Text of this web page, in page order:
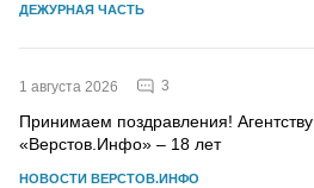
ДЕЖУРНАЯ ЧАСТЬ
1 августа 2026 3
Принимаем поздравления! Агентству
«Верстов.Инфо» – 18 лет
НОВОСТИ ВЕРСТОВ.ИНФО